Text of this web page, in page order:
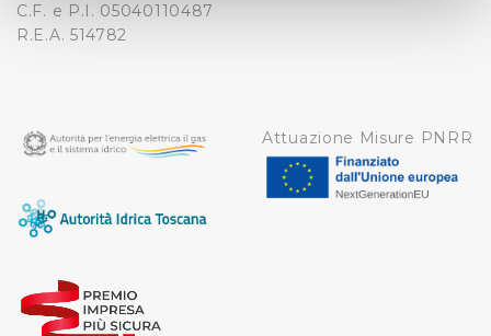
attivamente alla ricerca di caratteristiche specifiche
(impronte digitali).
dalla Dichiarazione sui cookie.
Utilizziamo dei cookie tecnici necessari per rendere
fruibile il sito web abilitandone funzionalità di base quali
protette. In linea con le preferenze manifestate
dall’Utente e con i consensi dallo stesso prestati, i
C.F. e P.I. 05040110487
R.E.A. 514782
Attuazione Misure PNRR